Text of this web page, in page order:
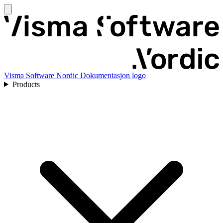
Visma Software Nordic Dokumentasjon logo
Products